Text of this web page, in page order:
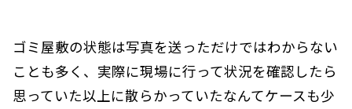
ゴミ屋敷の状態は写真を送っただけではわからない
ことも多く、実際に現場に行って状況を確認したら
思っていた以上に散らかっていたなんてケースも少